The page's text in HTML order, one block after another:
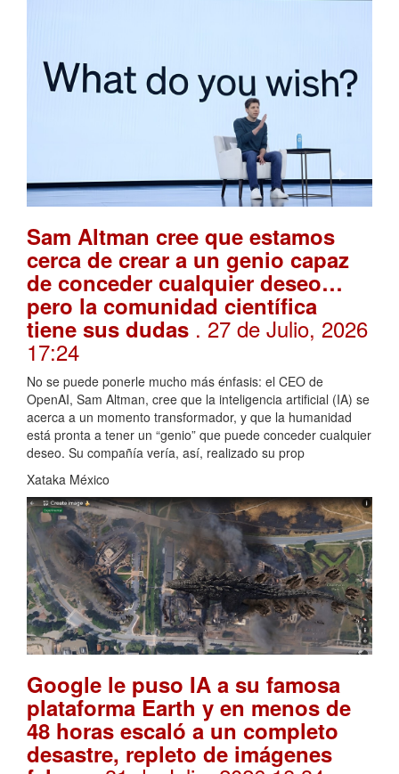
Sam Altman cree que estamos
cerca de crear a un genio capaz
de conceder cualquier deseo…
pero la comunidad científica
tiene sus dudas . 27 de Julio, 2026
17:24
No se puede ponerle mucho más énfasis: el CEO de
OpenAI, Sam Altman, cree que la inteligencia artificial (IA) se
acerca a un momento transformador, y que la humanidad
está pronta a tener un “genio” que puede conceder cualquier
deseo. Su compañía vería, así, realizado su prop
Xataka México
Google le puso IA a su famosa
plataforma Earth y en menos de
48 horas escaló a un completo
desastre, repleto de imágenes